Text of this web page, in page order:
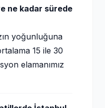
ne kadar sürede
yoğunluğuna
15 ile 30
elamanımız